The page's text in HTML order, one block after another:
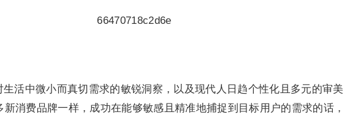
活中微小而真切需求的敏锐洞察，以及现代人日趋个性化且多元的审美
消费品牌一样，成功在能够敏感且精准地捕捉到目标用户的需求的话，